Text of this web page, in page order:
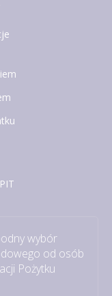
wybór
od osób
Pożytku